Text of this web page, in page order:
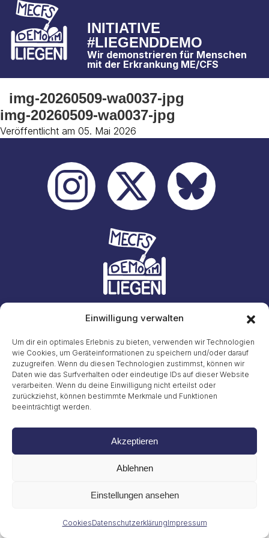
Einwilligung verwalten
Um dir ein optimales Erlebnis zu bieten, verwenden wir Technologien
wie Cookies, um Geräteinformationen zu speichern und/oder darauf
zuzugreifen. Wenn du diesen Technologien zustimmst, können wir
Daten wie das Surfverhalten oder eindeutige IDs auf dieser Website
verarbeiten. Wenn du deine Einwilligung nicht erteilst oder
zurückziehst, können bestimmte Merkmale und Funktionen
beeinträchtigt werden.
Akzeptieren
Ablehnen
Einstellungen ansehen
CookiesDatenschutzerklärungImpressum
INITIATIVE
#LIEGENDDEMO
Wir demonstrieren für Menschen
mit der Erkrankung ME/CFS
img-20260509-wa0037-jpg
img-20260509-wa0037-jpg
Veröffentlicht am 05. Mai 2026
Gritt Buggenhagen
Tel. 49 (0)151 72038889
Impressum
© 2026